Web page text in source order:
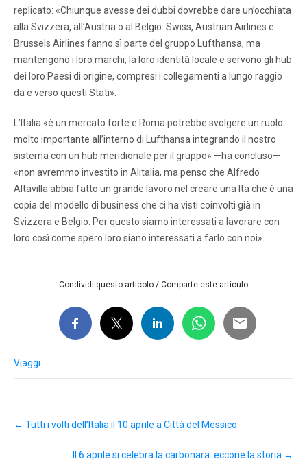
replicato: «Chiunque avesse dei dubbi dovrebbe dare un’occhiata
alla Svizzera, all’Austria o al Belgio. Swiss, Austrian Airlines e
Brussels Airlines fanno sì parte del gruppo Lufthansa, ma
mantengono i loro marchi, la loro identità locale e servono gli hub
dei loro Paesi di origine, compresi i collegamenti a lungo raggio
da e verso questi Stati».
L’Italia «è un mercato forte e Roma potrebbe svolgere un ruolo
molto importante all’interno di Lufthansa integrando il nostro
sistema con un hub meridionale per il gruppo» —ha concluso—
«non avremmo investito in Alitalia, ma penso che Alfredo
Altavilla abbia fatto un grande lavoro nel creare una Ita che è una
copia del modello di business che ci ha visti coinvolti già in
Svizzera e Belgio. Per questo siamo interessati a lavorare con
loro così come spero loro siano interessati a farlo con noi».
Condividi questo articolo / Comparte este artículo
Viaggi
navigation
← Tutti i volti dell’Italia il 10 aprile a Città del Messico
Il 6 aprile si celebra la carbonara: eccone la storia →